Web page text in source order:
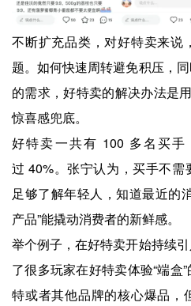
不断扩充品类，对好特卖来说
题。如何快速周转避免积压，
的需求，好特卖的解决办法是
惊喜感兜底。
好特卖一共有 100 多名买
过 40%。张宁认为，买手不
足够了解年轻人，知道最近的
产品”能撬动消费者的新鲜感。
举个例子，在好特卖开始持续
了很多玩家在好特卖体验“端盒
特或者其他品牌的核心爆品，